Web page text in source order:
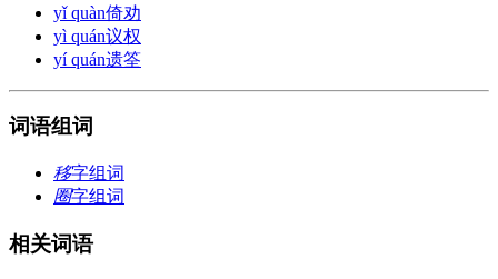
yǐ quàn倚劝
yì quán议权
yí quán遗筌
词语组词
移字组词
圈字组词
相关词语